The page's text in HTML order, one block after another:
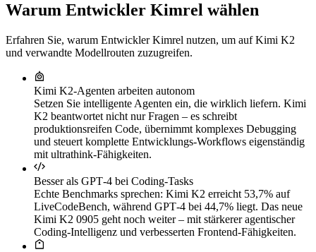
Warum Entwickler Kimrel wählen
Erfahren Sie, warum Entwickler Kimrel nutzen, um auf Kimi K2
und verwandte Modellrouten zuzugreifen.
Kimi K2‑Agenten arbeiten autonom
Setzen Sie intelligente Agenten ein, die wirklich liefern. Kimi
K2 beantwortet nicht nur Fragen – es schreibt
produktionsreifen Code, übernimmt komplexes Debugging
und steuert komplette Entwicklungs‑Workflows eigenständig
mit ultrathink‑Fähigkeiten.
Besser als GPT‑4 bei Coding‑Tasks
Echte Benchmarks sprechen: Kimi K2 erreicht 53,7% auf
LiveCodeBench, während GPT‑4 bei 44,7% liegt. Das neue
Kimi K2 0905 geht noch weiter – mit stärkerer agentischer
Coding‑Intelligenz und verbesserten Frontend‑Fähigkeiten.